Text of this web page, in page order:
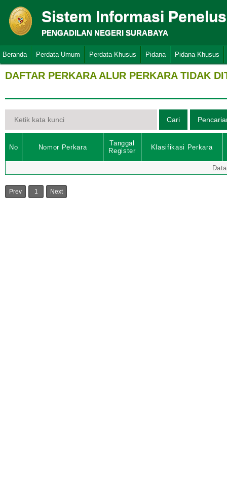
Sistem Informasi
PENGADILAN NEGERI SURABAYA
Beranda Perdata Umum Perdata Khusus Pidana Pidana Khusus
DAFTAR PERKARA ALUR PERKARA TIDAK
No Nomor Perkara
Tanggal
Register
Klasifikasi Perkara
Prev 1 Next